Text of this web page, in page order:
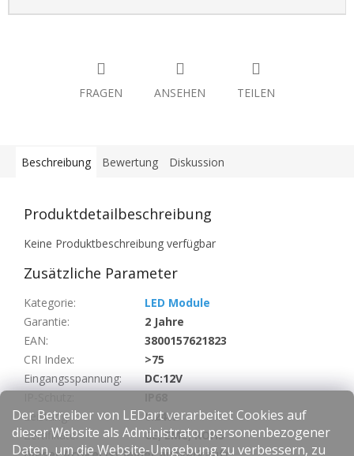
Der Betreiber von LEDart verarbeitet Cookies auf
dieser Website als Administrator personenbezogener
Daten, um die Website-Umgebung zu verbessern, zu
FRAGEN ANSEHEN TEILEN
Beschreibung Bewertung Diskussion
Produktdetailbeschreibung
Keine Produktbeschreibung verfügbar
Zusätzliche Parameter
Kategorie:
LED Module
Garantie:
2 Jahre
EAN:
3800157621823
CRI Index:
>75
Eingangsspannung:
DC:12V
Leistung:
0.24W
Zertifikate:
CE, EMC, ROHS